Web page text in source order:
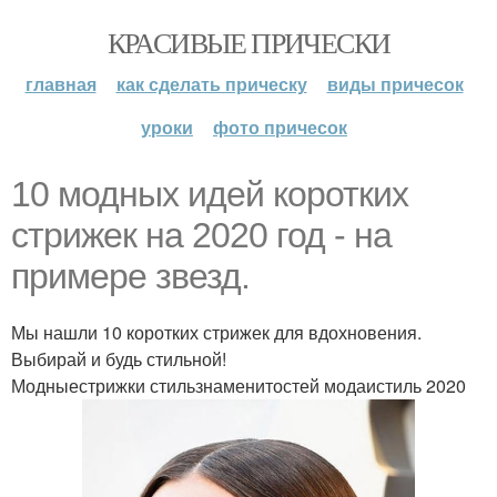
КРАСИВЫЕ ПРИЧЕСКИ
главная как сделать прическу
виды причесок
уроки
фото причесок
10 модных идей коротких
стрижек на 2020 год - на
примере звезд.
Мы нашли 10 коротких стрижек для вдохновения.
Выбирай и будь стильной!
Модныестрижки стильзнаменитостей модаистиль 2020